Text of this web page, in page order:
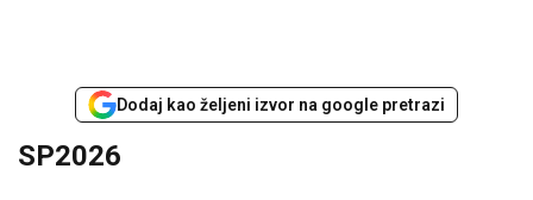
Dodaj kao željeni izvor na google pretrazi
SP2026